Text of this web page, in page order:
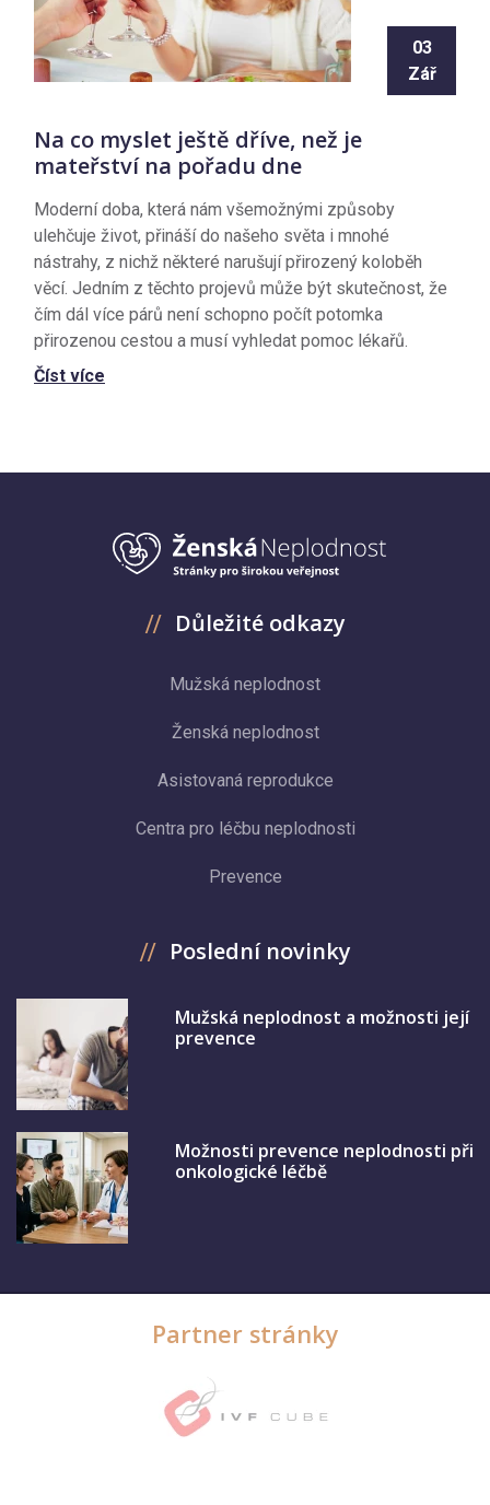
03
Zář
Na co myslet ještě dříve, než je
mateřství na pořadu dne
Moderní doba, která nám všemožnými způsoby
ulehčuje život, přináší do našeho světa i mnohé
nástrahy, z nichž některé narušují přirozený koloběh
věcí. Jedním z těchto projevů může být skutečnost, že
čím dál více párů není schopno počít potomka
přirozenou cestou a musí vyhledat pomoc lékařů.
Číst více
Důležité odkazy
Mužská neplodnost
Ženská neplodnost
Asistovaná reprodukce
Centra pro léčbu neplodnosti
Prevence
Poslední novinky
Mužská neplodnost a možnosti její
prevence
Možnosti prevence neplodnosti při
onkologické léčbě
Partner stránky